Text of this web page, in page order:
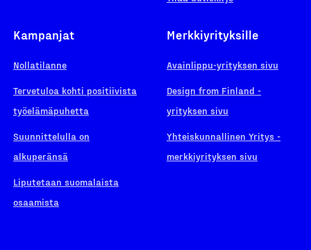
Kampanjat
Nollatilanne
Tervetuloa kohti positiivista
työelämäpuhetta
Suunnittelulla on
alkuperänsä
Liputetaan suomalaista
osaamista
Merkkiyrityksille
Avainlippu-yrityksen sivu
Design from Finland -
yrityksen sivu
Yhteiskunnallinen Yritys -
merkkiyrityksen sivu